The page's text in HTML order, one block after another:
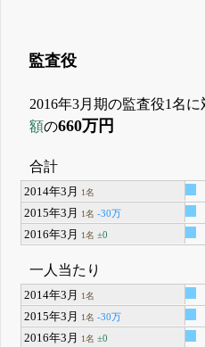
監査役
2016年3月期の監査役1名
額の660万円
合計
2014年3月 1名
2015年3月
1名 -30万
2016年3月
1名 ±0
一人当たり
2014年3月 1名
2015年3月
1名 -30万
2016年3月
1名 ±0